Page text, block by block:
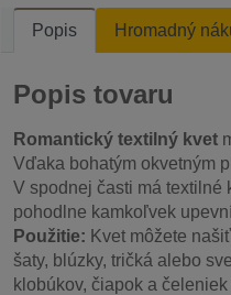
Popis Hromadný
Popis tovaru
Romantický textilný kvet
Vďaka bohatým okvetným
V spodnej časti má textilné
pohodlne kamkoľvek
Použitie: Kvet môžete
šaty, blúzky, tričká alebo
klobúkov, čiapok a